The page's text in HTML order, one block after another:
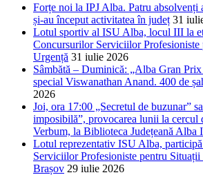
Forțe noi la IPJ Alba. Patru absolvenți
și-au început activitatea în județ 31
Lotul sportiv al ISU Alba, locul III la
Concursurilor Serviciilor Profesioniste
Urgență 31 iulie 2026
Sâmbătă – Duminică: „Alba Gran
special Viswanathan Anand. 400 de
2026
Joi, ora 17:00 „Secretul de buzunar”
imposibilă”, provocarea lunii la cercul
Verbum, la Biblioteca Județeană Alba
Lotul reprezentativ ISU Alba,
Serviciilor Profesioniste pentru Situații
Brașov 29 iulie 2026